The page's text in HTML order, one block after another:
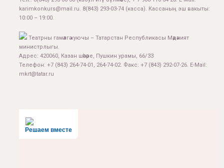
karimkonkurs@mail.ru. 8(843) 293-03-74 (касса). Кассаның эш вакыты:
10:00 – 19:00.
Театрны гамәлгә куючы – Татарстан Республикасы Мәдәният
министрлыгы.
Адрес: 420060, Казан шәһәре, Пушкин урамы, 66/33
Телефон: +7 (843) 264-74-01, 264-74-02. Факс: +7 (843) 292-07-26. E-Mail:
mkrt@tatar.ru
Решаем вместе